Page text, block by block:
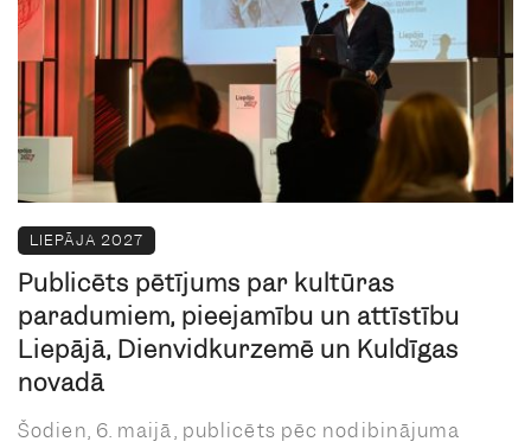
LIEPĀJA 2027
Publicēts pētījums par kultūras
paradumiem, pieejamību un attīstību
Liepājā, Dienvidkurzemē un Kuldīgas
novadā
Šodien, 6. maijā, publicēts pēc nodibinājuma